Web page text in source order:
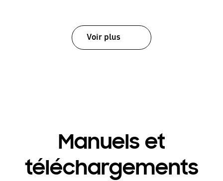
Voir plus
Manuels et
téléchargements